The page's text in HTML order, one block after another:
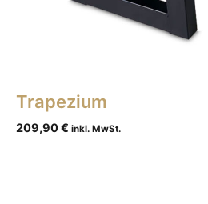
Trapezium
209,90€ inkl. MwSt.